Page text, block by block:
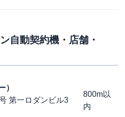
自動契約機・店舗・
）
第一ロダンビル3
800m以
内